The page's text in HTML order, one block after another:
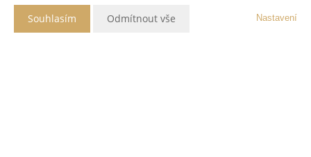
Souhlasím Odmítnout vše Nastavení